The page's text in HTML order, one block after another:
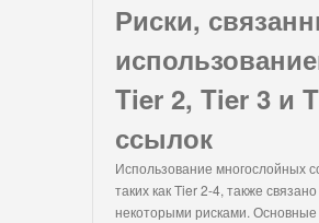
Риски,
Tier 2, Tier 3 и
ссылок
Использование многослойных
таких как Tier 2-4, также
некоторыми рисками. Основные